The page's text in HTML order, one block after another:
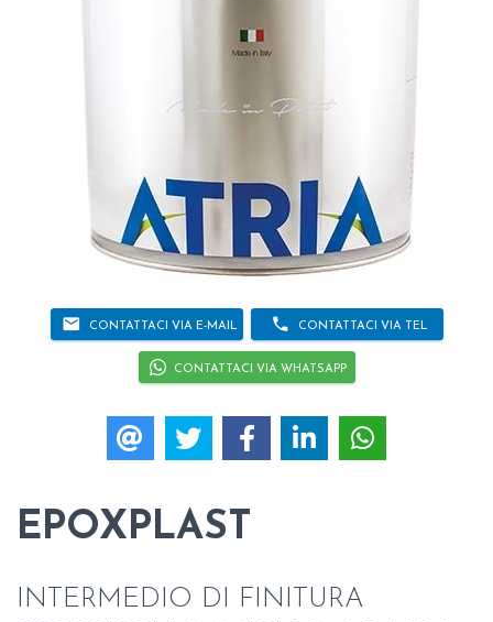
email CONTATTACI VIA E-MAIL phone CONTATTACI VIA TEL
CONTATTACI VIA WHATSAPP
EPOXPLAST
INTERMEDIO DI FINITURA